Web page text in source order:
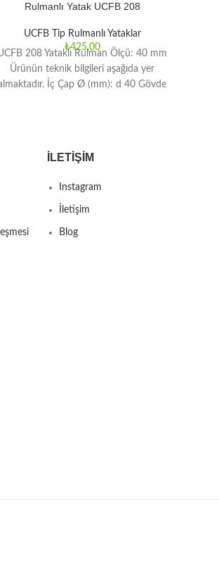
Rulmanlı Yatak UCFB 208
UCFB Tip Rulmanlı Yataklar
₺425,00
208 Yataklı Rulman Ölçü: 40 mm
Ürünün teknik bilgileri aşağıda yer
İç Çap Ø (mm): d 40 Gövde
İLETIŞIM
Instagram
İletişim
Blog